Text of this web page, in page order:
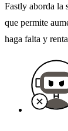
Fastly aborda la
que permite
haga falta y